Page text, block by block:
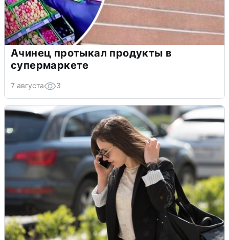
Ачинец протыкал продукты в
супермаркете
7 августа 3